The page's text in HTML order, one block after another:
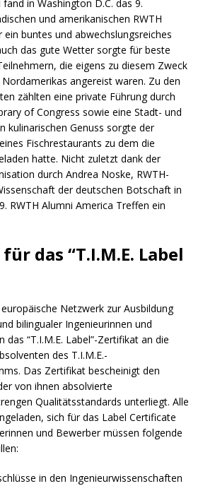
in Washington D.C. das 9.
und amerikanischen RWTH
buntes und abwechslungsreiches
das gute Wetter sorgte für beste
die eigens zu diesem Zweck
angereist waren. Zu den
zählten eine private Führung durch
of Congress sowie eine Stadt- und
kulinarischen Genuss sorgte der
Fischrestaurants zu dem die
hatte. Nicht zuletzt dank der
durch Andrea Noske, RWTH-
der deutschen Botschaft in
RWTH Alumni America Treffen ein
das “T.I.M.E. Label
Netzwerk zur Ausbildung
bilingualer Ingenieurinnen und
das “T.I.M.E. Label”-Zertifikat an die
des T.I.M.E.-
Das Zertifikat bescheinigt den
von ihnen absolvierte
Qualitätsstandards unterliegt. Alle
sich für das Label Certificate
und Bewerber müssen folgende
in den Ingenieurwissenschaften